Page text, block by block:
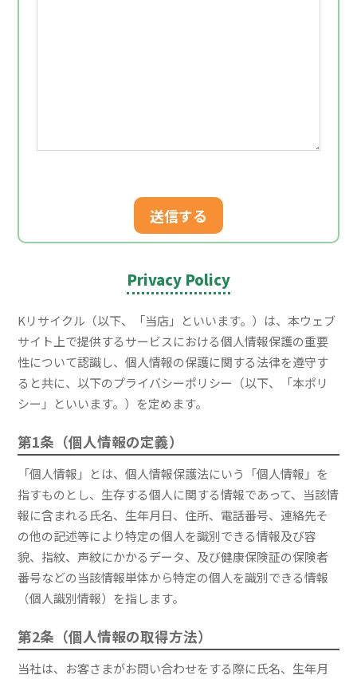
Privacy Policy
Kリサイクル（以下、「当店」といいます。）は、本ウェブ
サイト上で提供するサービスにおける個人情報保護の重要
性について認識し、個人情報の保護に関する法律を遵守す
ると共に、以下のプライバシーポリシー（以下、「本ポリ
シー」といいます。）を定めます。
第1条（個人情報の定義）
「個人情報」とは、個人情報保護法にいう「個人情報」を
指すものとし、生存する個人に関する情報であって、当該情
報に含まれる氏名、生年月日、住所、電話番号、連絡先そ
の他の記述等により特定の個人を識別できる情報及び容
貌、指紋、声紋にかかるデータ、及び健康保険証の保険者
番号などの当該情報単体から特定の個人を識別できる情報
（個人識別情報）を指します。
第2条（個人情報の取得方法）
当社は、お客さまがお問い合わせをする際に氏名、生年月